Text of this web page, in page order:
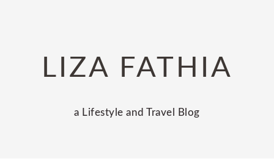
navigationLIZA FATHIA
a Lifestyle and Travel Blog